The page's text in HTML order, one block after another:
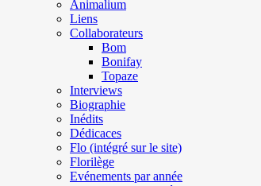
Animalium
Liens
Collaborateurs
Bom
Bonifay
Topaze
Interviews
Biographie
Inédits
Dédicaces
Flo (intégré sur le site)
Florilège
Evénements par année